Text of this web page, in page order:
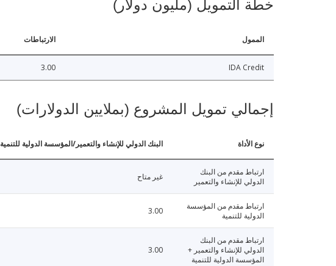
خطة التمويل (مليون دولار)
الممول الارتباطات
IDA Credit
3.00
إجمالي تمويل المشروع (بملايين الدولارات)
نوع الأداة البنك الدولي للإنشاء والتعمير/المؤسسة الدولية للتنمية
ارتباط مقدم من البنك
الدولي للإنشاء والتعمير
غير متاح
ارتباط مقدم من المؤسسة
الدولية للتنمية
3.00
ارتباط مقدم من البنك
الدولي للإنشاء والتعمير +
المؤسسة الدولية للتنمية
3.00